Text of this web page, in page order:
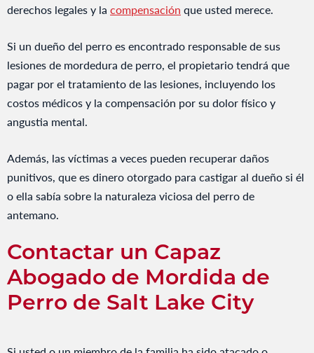
derechos legales y la compensación que usted merece.
Si un dueño del perro es encontrado responsable de sus
lesiones de mordedura de perro, el propietario tendrá que
pagar por el tratamiento de las lesiones, incluyendo los
costos médicos y la compensación por su dolor físico y
angustia mental.
Además, las víctimas a veces pueden recuperar daños
punitivos, que es dinero otorgado para castigar al dueño si él
o ella sabía sobre la naturaleza viciosa del perro de
antemano.
Contactar un Capaz
Abogado de Mordida de
Perro de Salt Lake City